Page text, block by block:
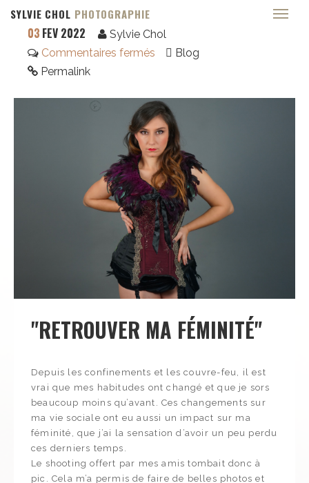
SYLVIE CHOL PHOTOGRAPHIE
Portraits Famille
Grossesse
Boudoir
Pin Up
Couples
Jour J
Photos Engagement
03 FÉV 2022
Sylvie Chol
Commentaires fermés
Blog
Permalink
"RETROUVER MA FÉMINITÉ"
Depuis les confinements et les couvre-feu, il est
vrai que mes habitudes ont changé et que je sors
beaucoup moins qu’avant. Ces changements sur
ma vie sociale ont eu aussi un impact sur ma
féminité, que j’ai la sensation d’avoir un peu perdu
ces derniers temps.
Le shooting offert par mes amis tombait donc à
pic. Cela m’a permis de faire de belles photos et